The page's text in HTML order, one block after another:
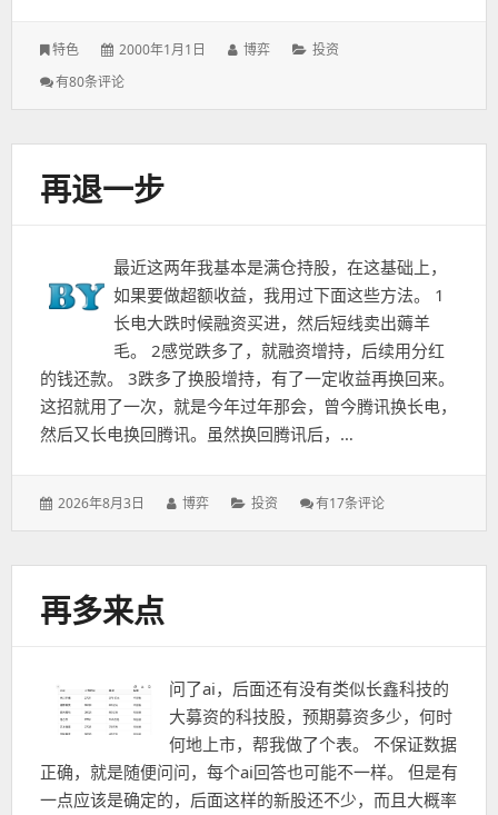
特色
发
于：
2000年1月1日
作
博弈
分
投资
26
新
有80条评论
再退一步
最近这两年我基本是满仓持股，在这基础上，
如果要做超额收益，我用过下面这些方法。 1
长电大跌时候融资买进，然后短线卖出薅羊
毛。 2感觉跌多了，就融资增持，后续用分红
的钱还款。 3跌多了换股增持，有了一定收益再换回来。
这招就用了一次，就是今年过年那会，曾今腾讯换长电，
然后又长电换回腾讯。虽然换回腾讯后，…
发
2026年8月3日
作
博弈
分
投资
再
步
有17条评论
再多来点
问了ai，后面还有没有类似长鑫科技的
大募资的科技股，预期募资多少，何时
何地上市，帮我做了个表。 不保证数据
正确，就是随便问问，每个ai回答也可能不一样。 但是有
一点应该是确定的，后面这样的新股还不少，而且大概率